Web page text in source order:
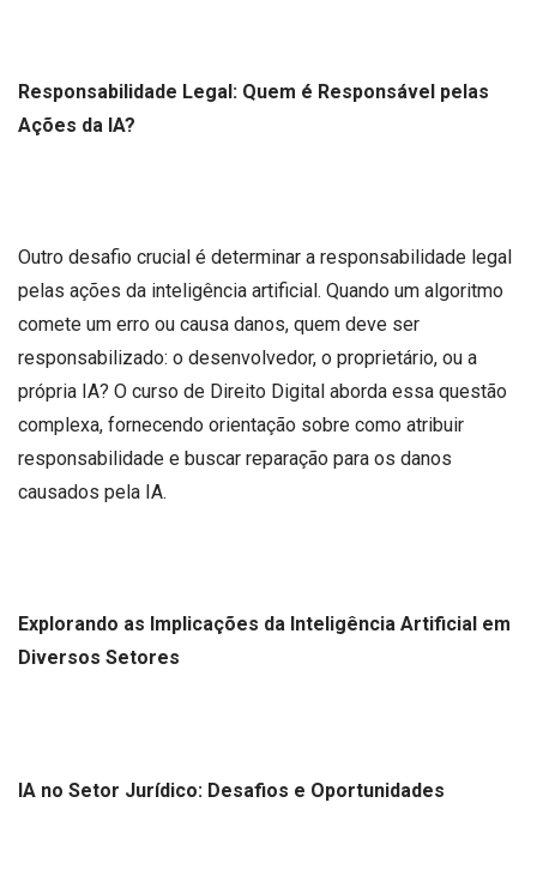
Responsabilidade Legal: Quem é Responsável pelas
Ações da IA?
Outro desafio crucial é determinar a responsabilidade legal
pelas ações da inteligência artificial. Quando um algoritmo
comete um erro ou causa danos, quem deve ser
responsabilizado: o desenvolvedor, o proprietário, ou a
própria IA? O curso de Direito Digital aborda essa questão
complexa, fornecendo orientação sobre como atribuir
responsabilidade e buscar reparação para os danos
causados pela IA.
Explorando as Implicações da Inteligência Artificial em
Diversos Setores
IA no Setor Jurídico: Desafios e Oportunidades